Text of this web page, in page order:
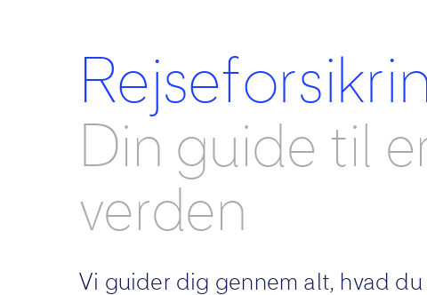
Din guide til
verden
Vi guider dig gennem alt, hvad